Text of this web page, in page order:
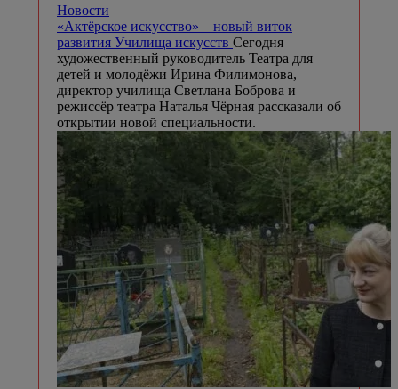
Новости
«Актёрское искусство» – новый виток
развития Училища искусств Сегодня
художественный руководитель Театра для
детей и молодёжи Ирина Филимонова,
директор училища Светлана Боброва и
режиссёр театра Наталья Чёрная рассказали об
открытии новой специальности.